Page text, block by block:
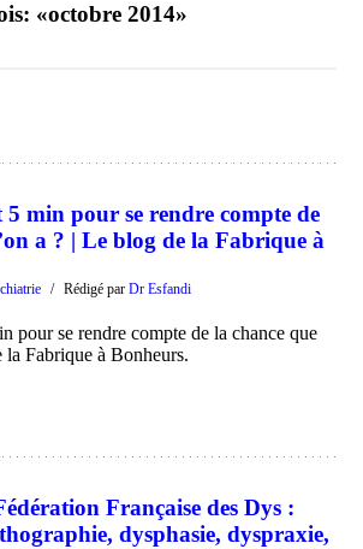
«octobre 2014»
min pour se rendre compte de
a ? | Le blog de la Fabrique à
/ Rédigé parDr Esfandi
pour se rendre compte de la chance que
la Fabrique à Bonheurs.
Française des Dys :
dysphasie, dyspraxie,